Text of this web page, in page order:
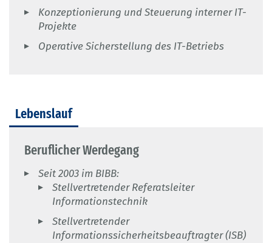
Konzeptionierung und Steuerung interner IT-
Projekte
Operative Sicherstellung des IT-Betriebs
Lebenslauf
Beruflicher Werdegang
Seit 2003 im BIBB:
Stellvertretender Referatsleiter
Informationstechnik
Stellvertretender
Informationssicherheitsbeauftragter (ISB)